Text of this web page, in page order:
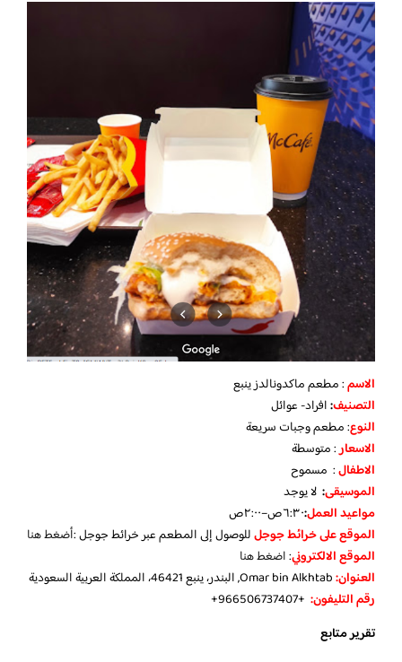
الاسم: مطعم ماكدونالدز ينبع
التصنيف:افراد- عوائل
النوع: مطعم وجبات سريعة
الاسعار: متوسطة
الاطفال: مسموح
الموسيقى: لا يوجد
مواعيد العمل:٦:٣٠ص–٢:٠٠ص
الموقع على خرائط جوجلللوصول إلى المطعم عبر خرائط جوجل :أضغط هنا
الموقع الالكتروني:اضغط هنا
العنوان:
رقم التليفون: +966506737407+
تقرير متابع